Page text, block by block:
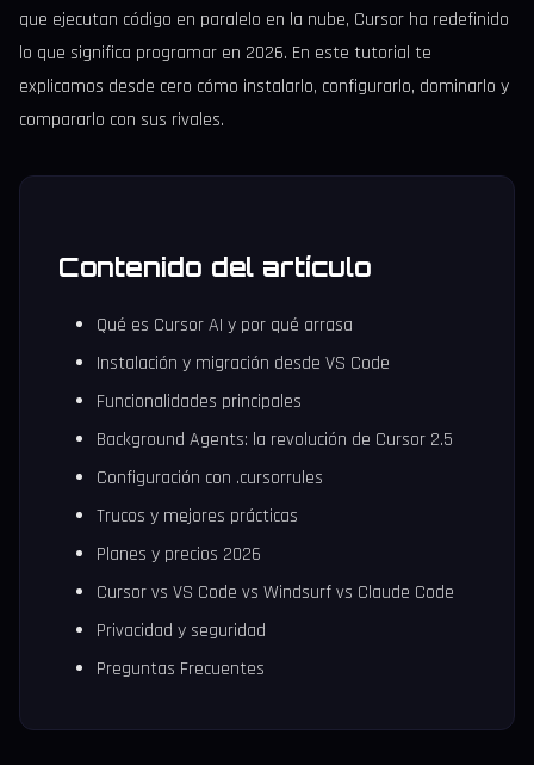
que ejecutan código en paralelo en la nube, Cursor ha redefinido
lo que significa programar en 2026. En este tutorial te
explicamos desde cero cómo instalarlo, configurarlo, dominarlo y
compararlo con sus rivales.
Contenido del artículo
Qué es Cursor AI y por qué arrasa
Instalación y migración desde VS Code
Funcionalidades principales
Background Agents: la revolución de Cursor 2.5
Configuración con .cursorrules
Trucos y mejores prácticas
Planes y precios 2026
Cursor vs VS Code vs Windsurf vs Claude Code
Privacidad y seguridad
Preguntas Frecuentes